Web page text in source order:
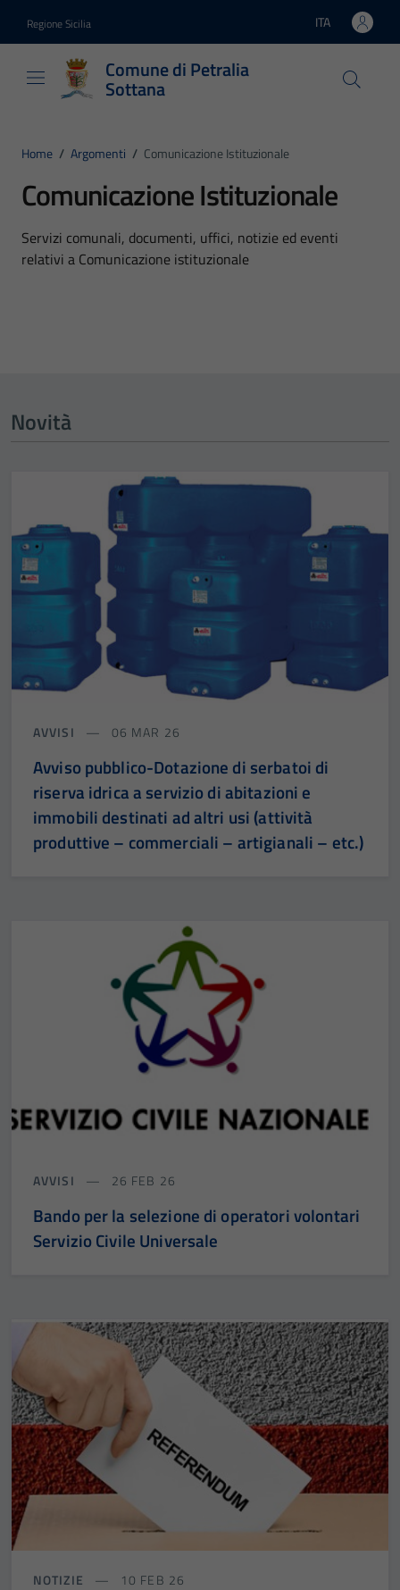
Regione Sicilia Lingua attiva:
ITA
Comune di Petralia
Sottana
Home / Argomenti / Comunicazione Istituzionale
Comunicazione Istituzionale
Dettagli dell'argomento
Servizi comunali, documenti, uffici, notizie ed eventi
relativi a Comunicazione istituzionale
Novità
AVVISI 06 MAR 26
Avviso pubblico-Dotazione di serbatoi di
riserva idrica a servizio di abitazioni e
immobili destinati ad altri usi (attività
produttive – commerciali – artigianali – etc.)
AVVISI 26 FEB 26
Bando per la selezione di operatori volontari
Servizio Civile Universale
NOTIZIE 10 FEB 26